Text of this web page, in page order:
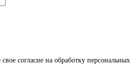
согласие на обработку персональных